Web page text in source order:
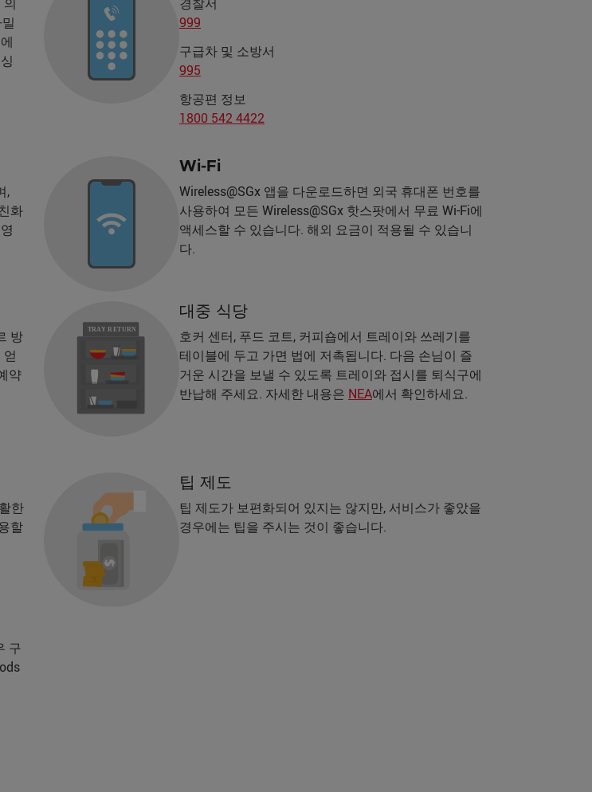
999
구급차 및 소방서
995
항공편 정보
1800 542 4422
,
화
Wi-Fi
Wireless@SGx 앱을 다운로드하면 외국 휴대폰 번호를
사용하여 모든 Wireless@SGx 핫스팟에서 무료 Wi-Fi에
액세스할 수 있습니다. 해외 요금이 적용될 수 있습니
다.
방
약
대중 식당
호커 센터, 푸드 코트, 커피숍에서 트레이와 쓰레기를
테이블에 두고 가면 법에 저촉됩니다. 다음 손님이 즐
거운 시간을 보낼 수 있도록 트레이와 접시를 퇴식구에
반납해 주세요. 자세한 내용은 NEA에서 확인하세요.
한
할
팁 제도
팁 제도가 보편화되어 있지는 않지만, 서비스가 좋았을
경우에는 팁을 주시는 것이 좋습니다.
구